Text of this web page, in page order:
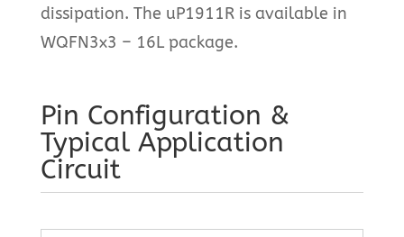
dissipation. The uP1911R is available in
WQFN3x3 – 16L package.
Pin Configuration &
Typical Application
Circuit